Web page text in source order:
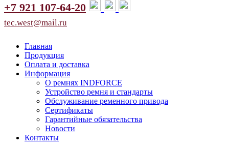
+7 921 107-64-20
tec.west@mail.ru
Главная
Продукция
Оплата и доставка
Информация
О ремнях INDFORCE
Устройство ремня и стандарты
Обслуживание ременного привода
Сертификаты
Гарантийные обязательства
Новости
Контакты